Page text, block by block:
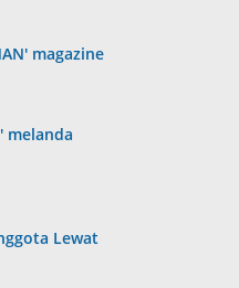
magazine
melanda
Lewat